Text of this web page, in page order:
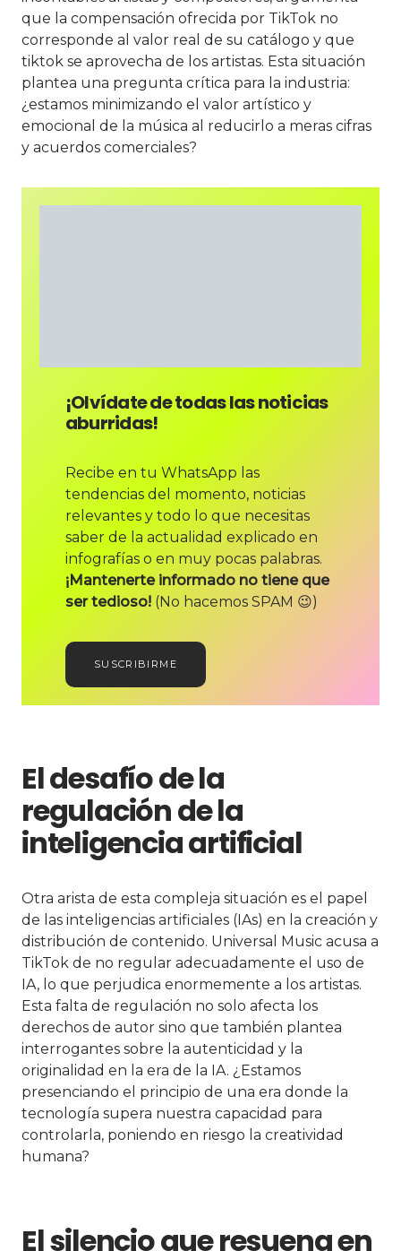
que la compensación ofrecida por TikTok no
corresponde al valor real de su catálogo y que
tiktok se aprovecha de los artistas. Esta situación
plantea una pregunta crítica para la industria:
¿estamos minimizando el valor artístico y
emocional de la música al reducirlo a meras cifras
y acuerdos comerciales?
¡Olvídate de todas las noticias
aburridas!
Recibe en tu WhatsApp las
tendencias del momento, noticias
relevantes y todo lo que necesitas
saber de la actualidad explicado en
infografías o en muy pocas palabras.
¡Mantenerte informado no tiene que
ser tedioso!(No hacemos SPAM 😉)
SUSCRIBIRME
El desafío de la
regulación de la
inteligencia artificial
Otra arista de esta compleja situación es el papel
de las inteligencias artificiales (IAs) en la creación y
distribución de contenido. Universal Music acusa a
TikTok de no regular adecuadamente el uso de
IA, lo que perjudica enormemente a los artistas.
Esta falta de regulación no solo afecta los
derechos de autor sino que también plantea
interrogantes sobre la autenticidad y la
originalidad en la era de la IA. ¿Estamos
presenciando el principio de una era donde la
tecnología supera nuestra capacidad para
controlarla, poniendo en riesgo la creatividad
humana?
El silencio que resuena en